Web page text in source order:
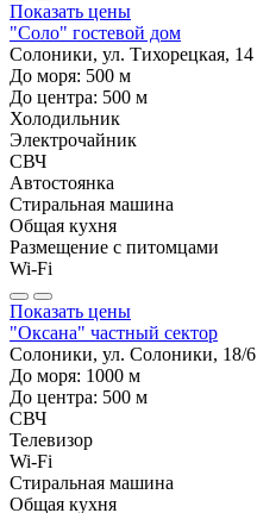
Показать цены
"Соло" гостевой дом
Солоники, ул. Тихорецкая, 14
До моря: 500 м
До центра: 500 м
Холодильник
Электрочайник
СВЧ
Автостоянка
Стиральная машина
Общая кухня
Размещение с питомцами
Wi-Fi
Показать цены
"Оксана" частный сектор
Солоники, ул. Солоники, 18/6
До моря: 1000 м
До центра: 500 м
СВЧ
Телевизор
Wi-Fi
Стиральная машина
Общая кухня